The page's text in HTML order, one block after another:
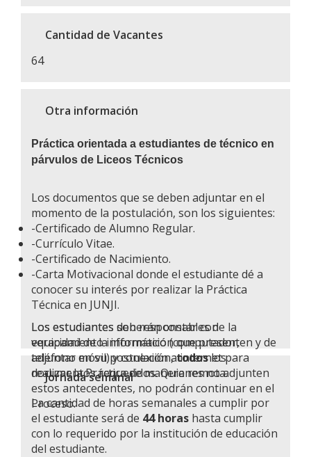
Cantidad de Vacantes
64
Otra información
Práctica orientada a estudiantes de técnico en
párvulos de Liceos Técnicos
Los documentos que se deben adjuntar en el
momento de la postulación, son los siguientes:
-Certificado de Alumno Regular.
-Currículo Vitae.
-Certificado de Nacimiento.
-Carta Motivacional donde el estudiante dé a
conocer su interés por realizar la Práctica
Técnica en JUNJI.
Los estudiantes son responsables de la
veracidad de la información que presenten y de
adjuntar en su postulación,todoslos
documentos requeridos. Quienes no adjunten
estos antecedentes, no podrán continuar en el
Proceso.
Los estudiantes deberán contar con
equipamiento informático (computador,
teléfono móvil) y conexión a internet para
realizar la Práctica de manera remota.
Jornada semanal
La cantidad de horas semanales a cumplir por
el estudiante será de 44 horas hasta cumplir
con lo requerido por la institución de educación
del estudiante.